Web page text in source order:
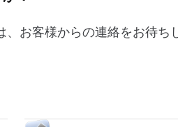
お客様からの連絡をお待ち